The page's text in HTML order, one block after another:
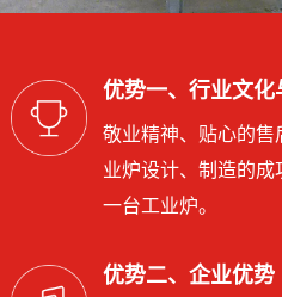
优势一、行业文化
敬业精神、贴心的售
业炉设计、制造的
一台工业炉。
优势二、企业优势